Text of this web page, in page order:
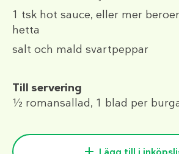
1 tsk hot sauce, eller mer
hetta
salt och mald svartpeppar
Till servering
½ romansallad, 1 blad per